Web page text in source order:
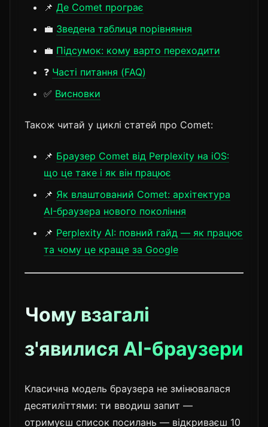
📌 Де Comet програє
💼 Зведена таблиця порівняння
💼 Підсумок: кому варто переходити
❓ Часті питання (FAQ)
✅ Висновки
Також читай у циклі статей про Comet:
📌 Браузер Comet від Perplexity на iOS:
що це таке і як він працює
📌 Як влаштований Comet: архітектура
AI-браузера нового покоління
📌 Perplexity AI: повний гайд — як працює
та чому це краще за Google
Чому взагалі
з'явилися AI-браузери
Класична модель браузера не змінювалася
десятиліттями: ти вводиш запит —
отримуєш список посилань — відкриваєш 10